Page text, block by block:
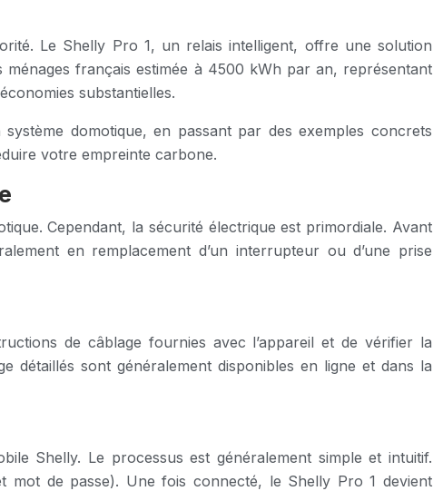
Le Shelly Pro 1, un relais intelligent, offre une solution
français estimée à 4500 kWh par an, représentant
substantielles.
domotique, en passant par des exemples concrets
votre empreinte carbone.
Cependant, la sécurité électrique est primordiale. Avant
en remplacement d’un interrupteur ou d’une prise
de câblage fournies avec l’appareil et de vérifier la
détaillés sont généralement disponibles en ligne et dans la
Shelly. Le processus est généralement simple et intuitif.
mot de passe). Une fois connecté, le Shelly Pro 1 devient